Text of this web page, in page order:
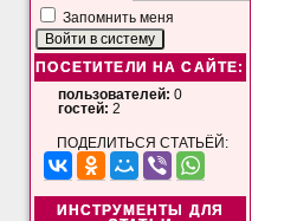
Запомнить меня
ПОСЕТИТЕЛИ НА САЙТЕ:
пользователей: 0
гостей: 2
ПОДЕЛИТЬСЯ СТАТЬЁЙ:
ИНСТРУМЕНТЫ ДЛЯ